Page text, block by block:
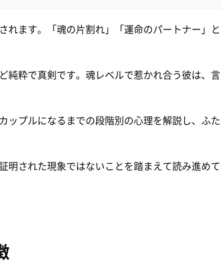
れます。「魂の片割れ」「運命のパートナー」と
純粋で真剣です。魂レベルで惹かれ合う彼は、言
ップルになるまでの段階別の心理を解説し、ふた
明された現象ではないことを踏まえて読み進めて